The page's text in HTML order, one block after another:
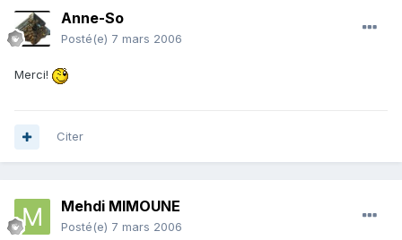
Anne-So
Posté(e) 7 mars 2006
Merci!
Citer
Mehdi MIMOUNE
Posté(e) 7 mars 2006